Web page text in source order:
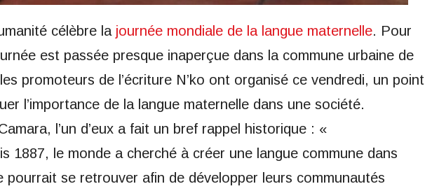
célèbre la journée mondiale de la langue maternelle. Pour
est passée presque inaperçue dans la commune urbaine de
promoteurs de l’écriture N’ko ont organisé ce vendredi, un point
l’importance de la langue maternelle dans une société.
l’un d’eux a fait un bref rappel historique : «
1887, le monde a cherché à créer une langue commune dans
pourrait se retrouver afin de développer leurs communautés